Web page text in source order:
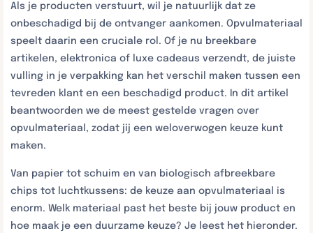
Als je producten verstuurt, wil je natuurlijk dat ze
onbeschadigd bij de ontvanger aankomen. Opvulmateriaal
speelt daarin een cruciale rol. Of je nu breekbare
artikelen, elektronica of luxe cadeaus verzendt, de juiste
vulling in je verpakking kan het verschil maken tussen een
tevreden klant en een beschadigd product. In dit artikel
beantwoorden we de meest gestelde vragen over
opvulmateriaal, zodat jij een weloverwogen keuze kunt
maken.
Van papier tot schuim en van biologisch afbreekbare
chips tot luchtkussens: de keuze aan opvulmateriaal is
enorm. Welk materiaal past het beste bij jouw product en
hoe maak je een duurzame keuze? Je leest het hieronder.